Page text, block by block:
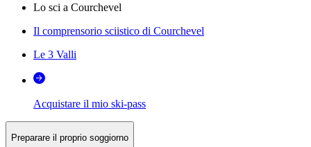
Lo sci a Courchevel
Il comprensorio sciistico di Courchevel
Le 3 Valli
Acquistare il mio ski-pass
Preparare il proprio soggiorno